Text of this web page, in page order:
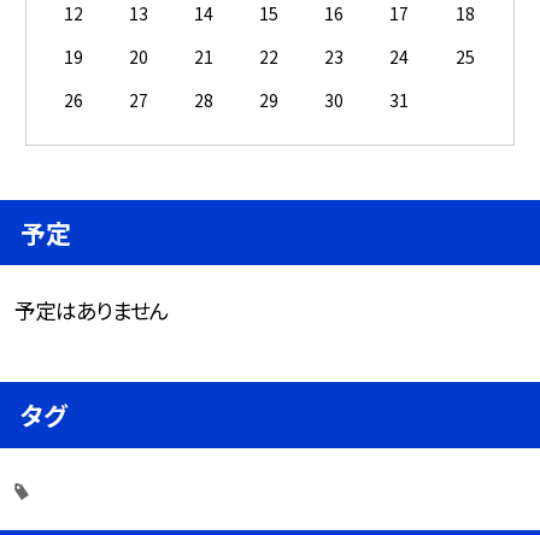
12
13 14 15 16 17
18
19
20 21 22 23 24
25
26
27 28 29 30 31
予定
予定はありません
タグ